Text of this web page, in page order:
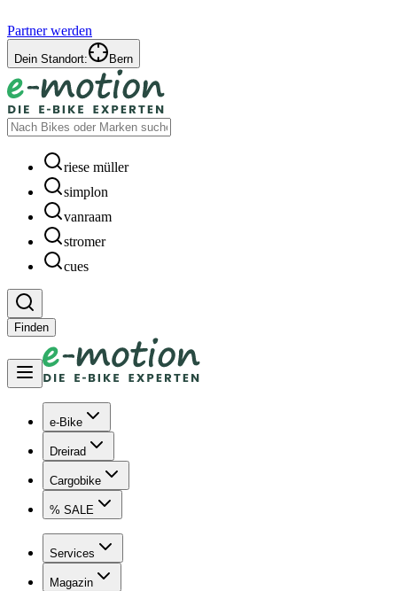
Partner werden
Dein Standort: Bern
riese müller
simplon
vanraam
stromer
cues
Finden
e-Bike
Dreirad
Cargobike
% SALE
Services
Magazin